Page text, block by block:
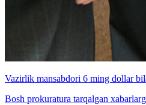
Vazirlik mansabdori 6 ming dollar
Bosh prokuratura tarqalgan